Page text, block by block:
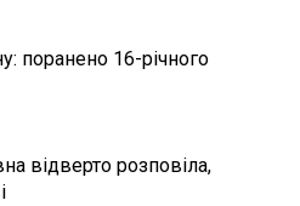
поранено 16-річного
відверто розповіла,